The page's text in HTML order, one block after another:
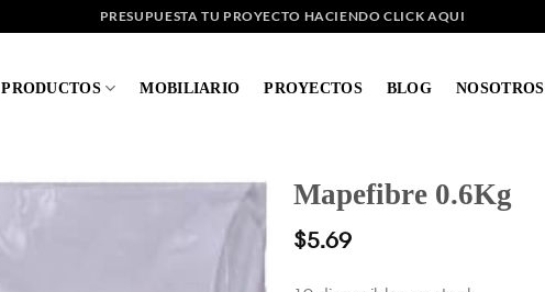
PRESUPUESTA TU PROYECTO HACIENDO CLICK AQUI
PRODUCTOS MOBILIARIO PROYECTOS BLOG NOSOTROS
Mapefibre 0.6Kg
$5.69